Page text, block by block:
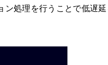
ン処理を行うことで低遅延